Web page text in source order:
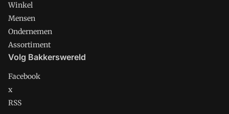
Winkel
Mensen
Ondernemen
Assortiment
Volg Bakkerswereld
Facebook
x
RSS